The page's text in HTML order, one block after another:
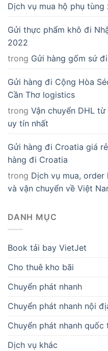
Dịch vụ mua hộ phụ tùng
Gửi thực phẩm khô đi
2022
trong Gửi hàng gốm sứ
Gửi hàng đi Cộng Hòa
Cần Thơ logistics
trong Vận chuyển DHL
uy tín nhất
Gửi hàng đi Croatia giá
hàng đi Croatia
trong Dịch vụ mua, order
và vận chuyển về Việt
DANH MỤC
Book tải bay VietJet
Cho thuê kho bãi
Chuyển phát nhanh
Chuyển phát nhanh nội
Chuyển phát nhanh quốc
Dịch vụ khác